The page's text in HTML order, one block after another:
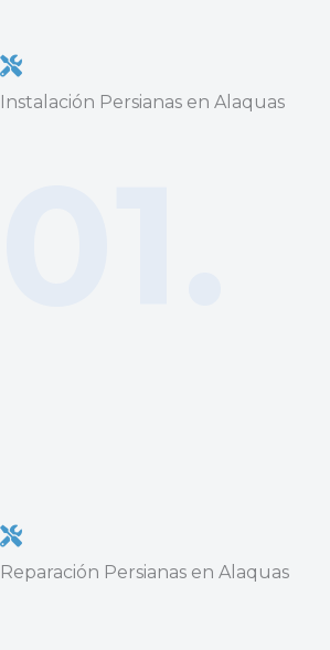
Instalación Persianas en Alaquas
Reparación Persianas en Alaquas